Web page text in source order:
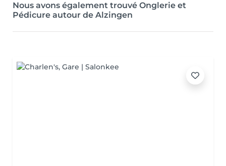
Nous avons également trouvé Onglerie et
Pédicure autour de Alzingen